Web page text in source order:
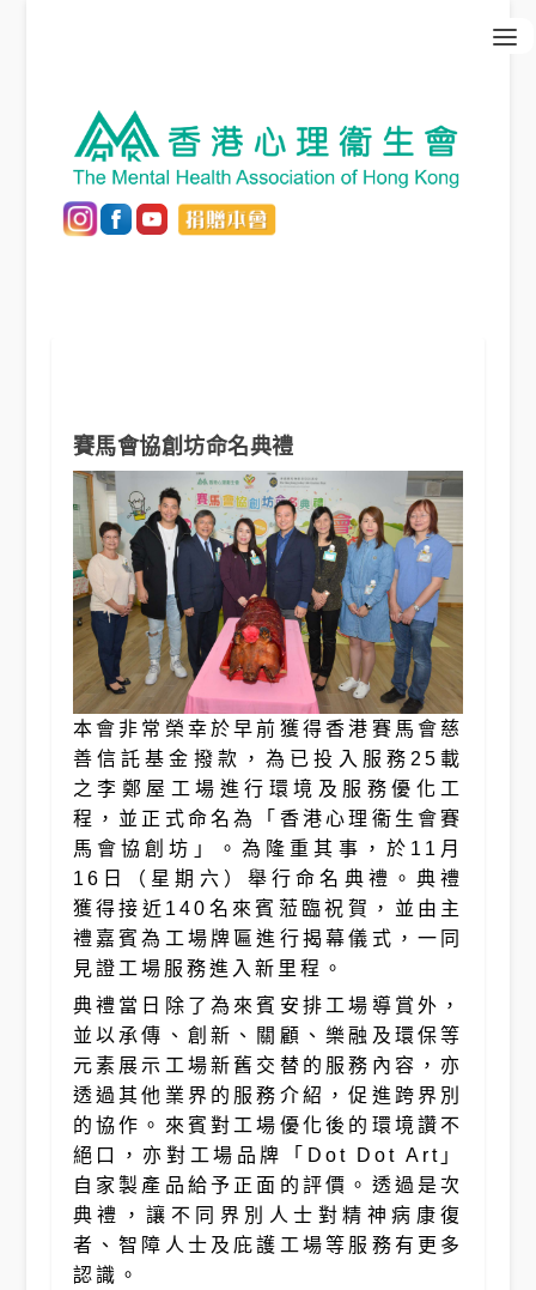
賽馬會協創坊命名典禮
本會非常榮幸於早前獲得香港賽馬會慈
善信託基金撥款，為已投入服務25載
之李鄭屋工場進行環境及服務優化工
程，並正式命名為「香港心理衞生會賽
馬會協創坊」。為隆重其事，於11月
16日（星期六）舉行命名典禮。典禮
獲得接近140名來賓蒞臨祝賀，並由主
禮嘉賓為工場牌匾進行揭幕儀式，一同
見證工場服務進入新里程。
典禮當日除了為來賓安排工場導賞外，
並以承傳、創新、關顧、樂融及環保等
元素展示工場新舊交替的服務內容，亦
透過其他業界的服務介紹，促進跨界別
的協作。來賓對工場優化後的環境讚不
絕口，亦對工場品牌「Dot Dot Art」
自家製產品給予正面的評價。透過是次
典禮，讓不同界別人士對精神病康復
者、智障人士及庇護工場等服務有更多
認識。